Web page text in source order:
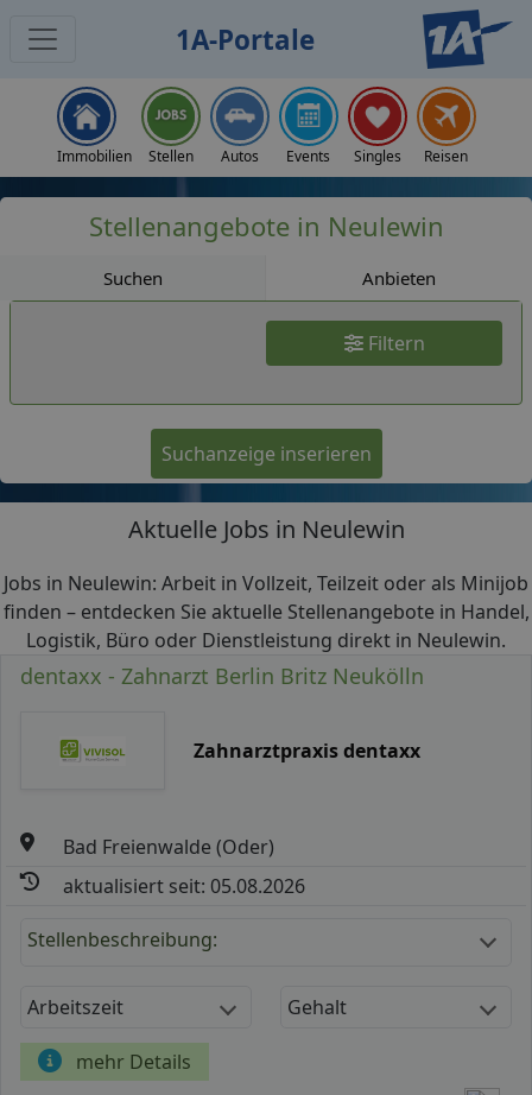
1A-Portale
Immobilien Stellen Autos Events Singles Reisen
Stellenangebote in Neulewin
Suchen Anbieten
Filtern
Suchanzeige inserieren
Aktuelle Jobs in Neulewin
Jobs in Neulewin: Arbeit in Vollzeit, Teilzeit oder als Minijob
finden – entdecken Sie aktuelle Stellenangebote in Handel,
Logistik, Büro oder Dienstleistung direkt in Neulewin.
dentaxx - Zahnarzt Berlin Britz Neukölln
Zahnarztpraxis dentaxx
Bad Freienwalde (Oder)
aktualisiert seit: 05.08.2026
Stellenbeschreibung:
Arbeitszeit Gehalt
mehr Details